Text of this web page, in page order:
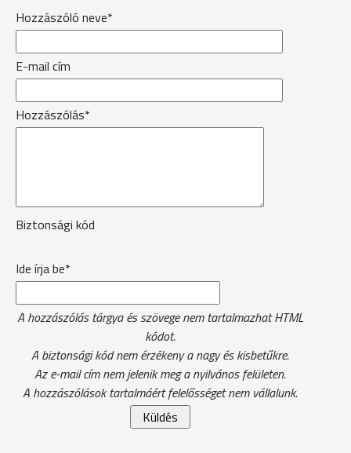
Hozzászóló neve*
E-mail cím
Hozzászólás*
Biztonsági kód
Ide írja be*
A hozzászólás tárgya és szövege nem tartalmazhat HTML
kódot.
A biztonsági kód nem érzékeny a nagy és kisbetűkre.
Az e-mail cím nem jelenik meg a nyilvános felületen.
A hozzászólások tartalmáért felelősséget nem vállalunk.